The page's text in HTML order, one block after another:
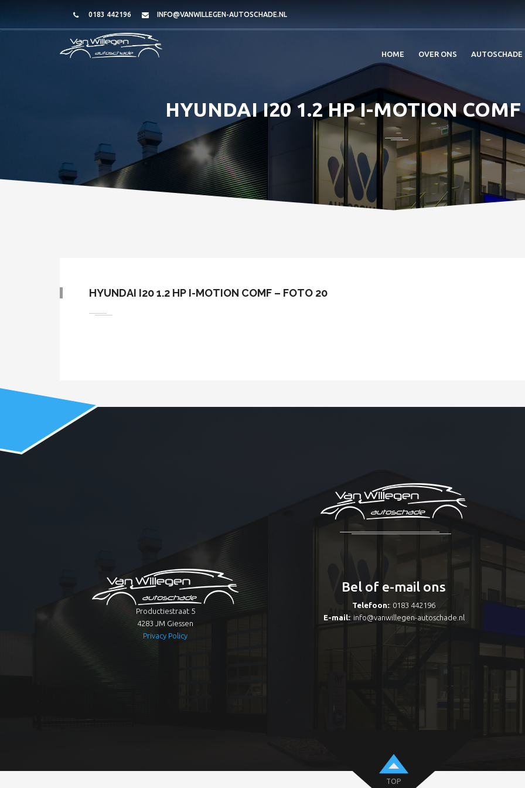
0183 442196 INFO@VANWILLEGEN-AUTOSCHADE.NL
HOME OVER ONS AUTOSCHADE
HYUNDAI I20 1.2 HP I-MOTION COMF
HYUNDAI I20 1.2 HP I-MOTION COMF – FOTO 20
Productiestraat 5
4283 JM Giessen
Privacy Policy
Bel of e-mail ons
Telefoon:: 0183 442196
E-mail:: info@vanwillegen-autoschade.nl
TOP